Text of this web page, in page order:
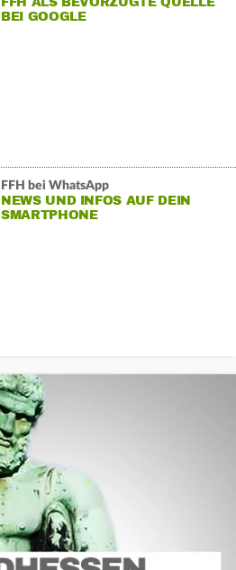
BEI GOOGLE
FFH bei WhatsApp
NEWS UND INFOS AUF DEIN
SMARTPHONE